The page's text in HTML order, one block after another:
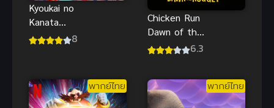
Kyoukai no
Kanata
(2013) อีก8
Chicken Run
Dawn of the
Nugget ชิค6.3
พากย์ไทย พากย์ไทย